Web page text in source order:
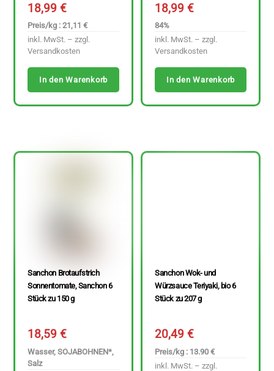
18,99€
Preis/kg : 21,11 €
inkl. MwSt. – zzgl.
Versandkosten
In den Warenkorb
18,99€
84%
inkl. MwSt. – zzgl.
Versandkosten
In den Warenkorb
Sanchon Brotaufstrich
Sonnentomate, Sanchon 6
Stück zu 150 g
18,59€
Wasser, SOJABOHNEN*,
Salz
Sanchon Wok- und
Würzsauce Teriyaki, bio 6
Stück zu 207 g
20,49€
Preis/kg : 13.90 €
inkl. MwSt. – zzgl.